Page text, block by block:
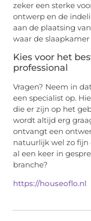
zeker een sterke
ontwerp en de
aan de plaatsing
waar de
Kies voor het
professional
Vragen? Neem in
een specialist op.
die er zijn op het
wordt altijd erg
ontvangt een
natuurlijk wel zo
al een keer in
branche?
https://houseoflo.nl